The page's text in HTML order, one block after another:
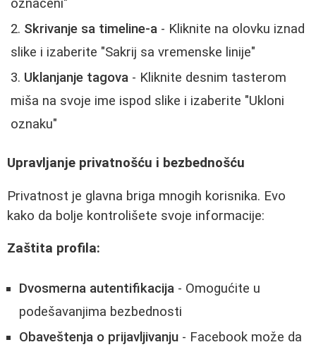
označeni"
Skrivanje sa timeline-a - Kliknite na olovku iznad
slike i izaberite "Sakrij sa vremenske linije"
Uklanjanje tagova - Kliknite desnim tasterom
miša na svoje ime ispod slike i izaberite "Ukloni
oznaku"
Upravljanje privatnošću i bezbednošću
Privatnost je glavna briga mnogih korisnika. Evo
kako da bolje kontrolišete svoje informacije:
Zaštita profila:
Dvosmerna autentifikacija - Omogućite u
podešavanjima bezbednosti
Obaveštenja o prijavljivanju - Facebook može da